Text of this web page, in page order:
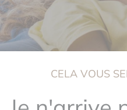
CELA VOUS